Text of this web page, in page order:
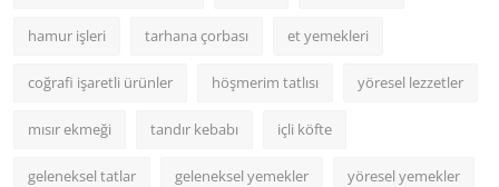
hamur işleri tarhana çorbası et yemekleri
coğrafi işaretli ürünler höşmerim tatlısı yöresel lezzetler
mısır ekmeği tandır kebabı içli köfte
geleneksel tatlar geleneksel yemekler yöresel yemekler